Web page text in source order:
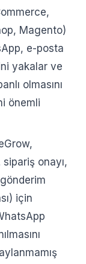
Magento)
e-posta
yakalar ve
olmasını
önemli
onayı,
için